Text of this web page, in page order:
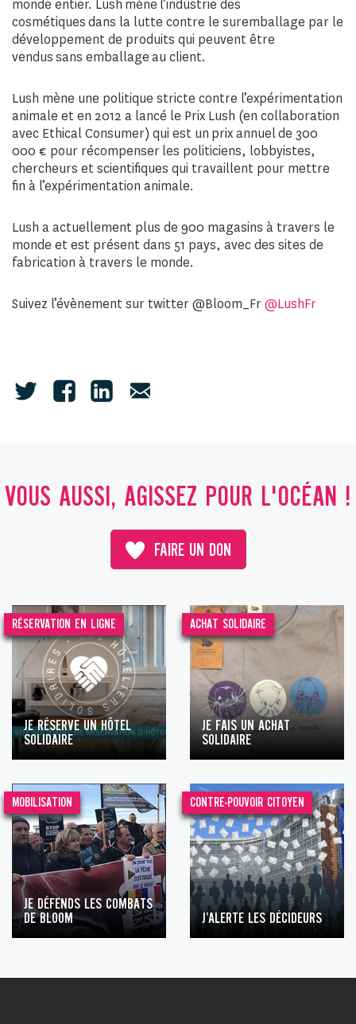
monde entier. Lush mène l’industrie des
cosmétiques dans la lutte contre le suremballage par le
développement de produits qui peuvent être
vendus sans emballage au client.
Lush mène une politique stricte contre l’expérimentation
animale et en 2012 a lancé le Prix Lush (en collaboration
avec Ethical Consumer) qui est un prix annuel de 300
000 € pour récompenser les politiciens, lobbyistes,
chercheurs et scientifiques qui travaillent pour mettre
fin à l’expérimentation animale.
Lush a actuellement plus de 900 magasins à travers le
monde et est présent dans 51 pays, avec des sites de
fabrication à travers le monde.
Suivez l’évènement sur twitter @Bloom_Fr@LushFr
VOUS AUSSI, AGISSEZ POUR L'OCÉAN !
FAIRE UN DON
RÉSERVATION EN LIGNE
JE RÉSERVE UN HÔTEL
SOLIDAIRE
ACHAT SOLIDAIRE
JE FAIS UN ACHAT
SOLIDAIRE
MOBILISATION
JE DÉFENDS LES COMBATS
DE BLOOM
CONTRE-POUVOIR CITOYEN
J’ALERTE LES DÉCIDEURS